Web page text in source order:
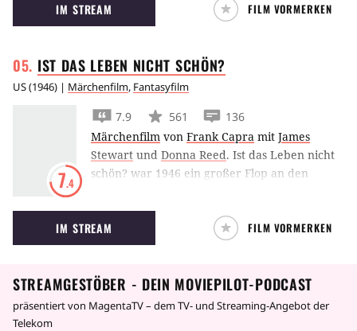
und Riggs zusammen.
IM STREAM FILM VORMERKEN
IST DAS LEBEN NICHT SCHÖN?
US(1946) | Märchenfilm, Fantasyfilm
7.4
7.9 561
136
Märchenfilm von Frank Capra mit James
Stewart und Donna Reed. Ist das Leben nicht
schön? war 1946 ein großer Flop an den
Weihnachtsklassiker schlechthin.
IM STREAM FILM VORMERKEN
STREAMGESTÖBER - DEIN MOVIEPILOT-PODCAST
präsentiert von MagentaTV – dem TV- und Streaming-Angebot der
Telekom